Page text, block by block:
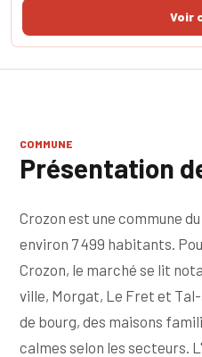
COMMUNE
Présentation
Crozon est une commune
environ 7 499 habitants.
Crozon, le marché se lit
ville, Morgat, Le Fret et
de bourg, des maisons
calmes selon les secteurs.